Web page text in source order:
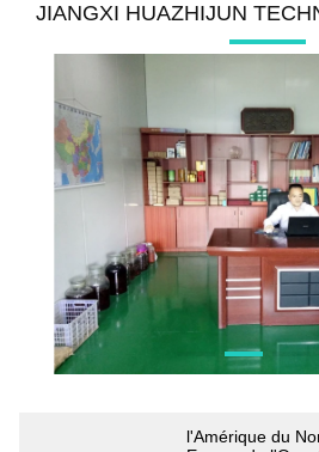
JIANGXI HUAZHIJUN
l'Amérique du